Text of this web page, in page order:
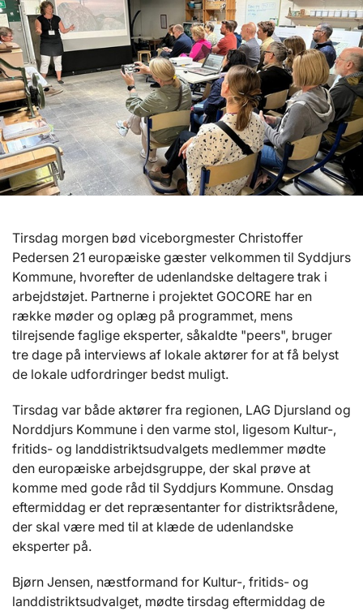
Tirsdag morgen bød viceborgmester Christoffer
Pedersen 21 europæiske gæster velkommen til Syddjurs
Kommune, hvorefter de udenlandske deltagere trak i
arbejdstøjet. Partnerne i projektet GOCORE har en
række møder og oplæg på programmet, mens
tilrejsende faglige eksperter, såkaldte "peers", bruger
tre dage på interviews af lokale aktører for at få belyst
de lokale udfordringer bedst muligt.
Tirsdag var både aktører fra regionen, LAG Djursland og
Norddjurs Kommune i den varme stol, ligesom Kultur-,
fritids- og landdistriktsudvalgets medlemmer mødte
den europæiske arbejdsgruppe, der skal prøve at
komme med gode råd til Syddjurs Kommune. Onsdag
eftermiddag er det repræsentanter for distriktsrådene,
der skal være med til at klæde de udenlandske
eksperter på.
Bjørn Jensen, næstformand for Kultur-, fritids- og
landdistriktsudvalget, mødte tirsdag eftermiddag de